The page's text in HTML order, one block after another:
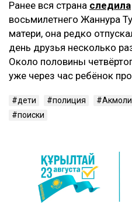
Ранее вся страна следила
восьмилетнего Жаннура
матери, она редко
день друзья несколько
Около половины
уже через час ребёнок
дети полиция
поиски